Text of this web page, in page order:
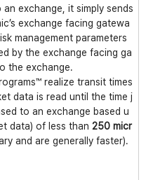
exchange, it simply sends
exchange facing gatewa
management parameters
by the exchange facing ga
the exchange.
realize transit times
data is read until the time j
to an exchange based u
data) of less than 250 micr
and are generally faster).